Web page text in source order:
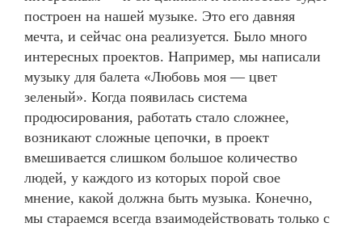
построен на нашей музыке. Это его давняя
мечта, и сейчас она реализуется. Было много
интересных проектов. Например, мы написали
музыку для балета «Любовь моя — цвет
зеленый». Когда появилась система
продюсирования, работать стало сложнее,
возникают сложные цепочки, в проект
вмешивается слишком большое количество
людей, у каждого из которых порой свое
мнение, какой должна быть музыка. Конечно,
мы стараемся всегда взаимодействовать только с